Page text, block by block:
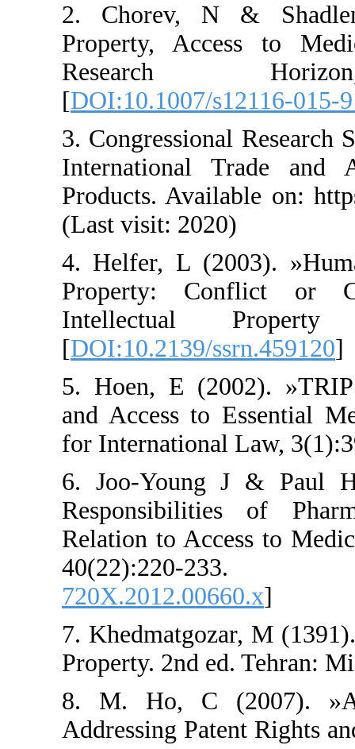
2. Chorev, N
Property,
Research
[DOI:10.1007/
3. Congressional
International
Products.
(Last visit: 2020)
4. Helfer, L
Property:
Intellectual
[DOI:10.2139/
5. Hoen, E
and Access to
for International
6. Joo-Young J
Relation to
7.
Property. 2nd ed.
8. M. Ho, C
Addressing